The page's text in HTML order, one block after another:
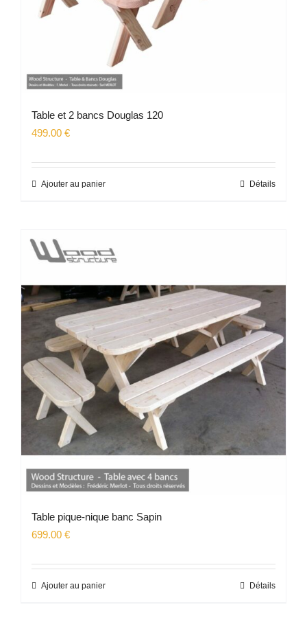
Table et 2 bancs Douglas 120
499.00 €
Ajouter au panier Détails
Table pique-nique banc Sapin
699.00 €
Ajouter au panier Détails